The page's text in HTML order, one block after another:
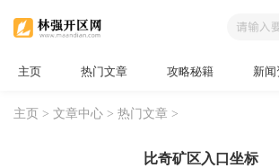
主页 热门文章 攻略秘籍 新
主页 > 文章中心 > 热门文章 >
比奇矿区入口坐标